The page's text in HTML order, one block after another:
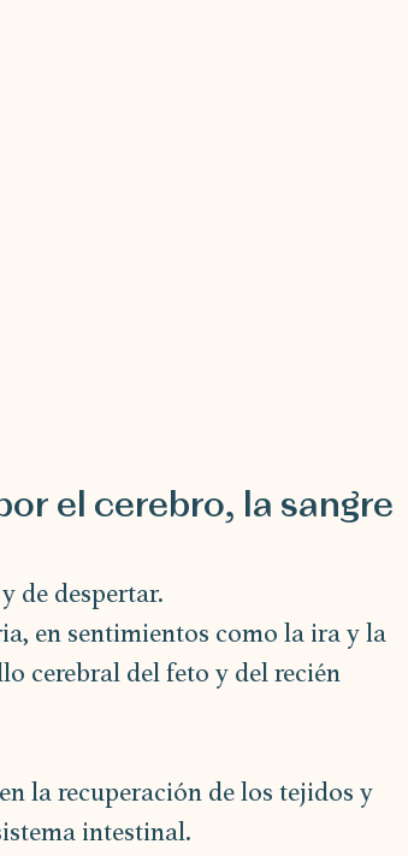
el cerebro, la sangre
de despertar.
en sentimientos como la ira y la
cerebral del feto y del recién
la recuperación de los tejidos y
intestinal.